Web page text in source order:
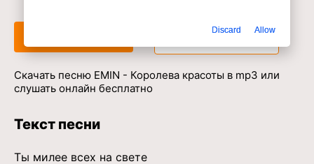
Скачать
Скачать песню EMIN - Королева красоты в mp3 или
слушать онлайн бесплатно
Текст песни
Ты милее всех на свете
Discard Allow